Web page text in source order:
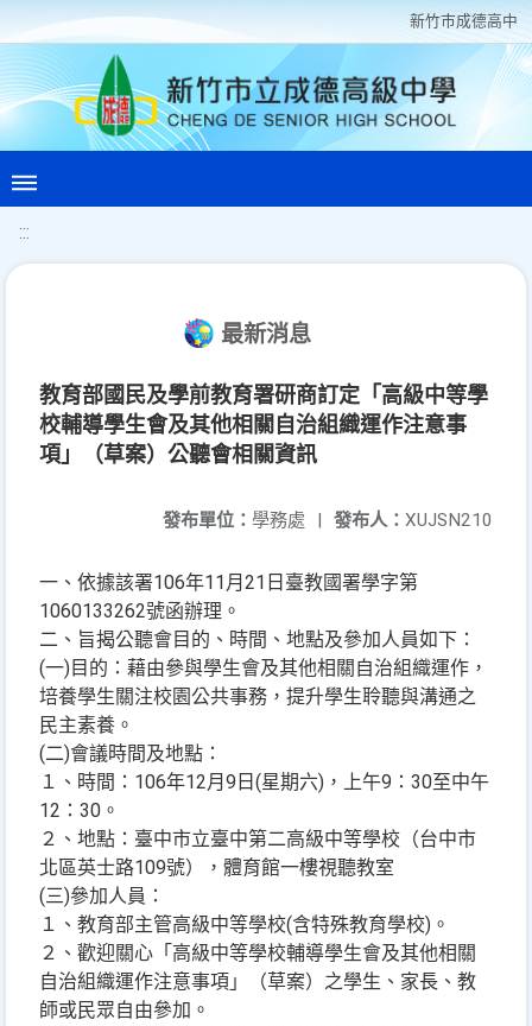
新竹巿成德高中
:::
最新消息
教育部國民及學前教育署研商訂定「高級中等學
校輔導學生會及其他相關自治組織運作注意事
項」（草案）公聽會相關資訊
發布人： XUJSN210
發布單位： 學務處 |
一、依據該署106年11月21日臺教國署學字第
1060133262號函辦理。
二、旨揭公聽會目的、時間、地點及參加人員如下：
(一)目的：藉由參與學生會及其他相關自治組織運作，
培養學生關注校園公共事務，提升學生聆聽與溝通之
民主素養。
(二)會議時間及地點：
１、時間：106年12月9日(星期六)，上午9：30至中午
12：30。
２、地點：臺中市立臺中第二高級中等學校（台中市
北區英士路109號），體育館一樓視聽教室
(三)參加人員：
１、教育部主管高級中等學校(含特殊教育學校)。
２、歡迎關心「高級中等學校輔導學生會及其他相關
自治組織運作注意事項」（草案）之學生、家長、教
師或民眾自由參加。